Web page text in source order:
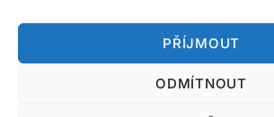
PŘÍJMOUT
ODMÍTNOUT